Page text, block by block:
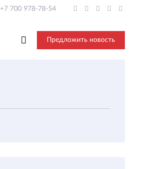
+7 700 978-78-54
Предложить новость